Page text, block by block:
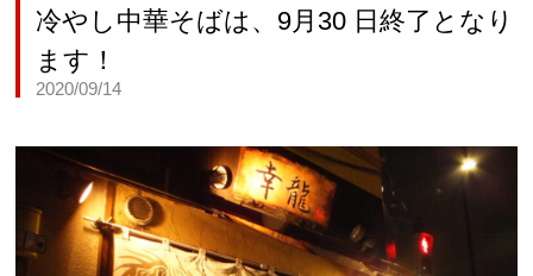
丼店一覧
DON STORE
採用情報
RECRUIT
冷やし中華そばは、9月30 日終了となり
ます！
2020/09/14